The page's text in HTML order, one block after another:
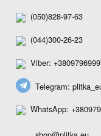
(050)828-97-63
(044)300-26-23
Viber:
Telegram:
WhatsApp: